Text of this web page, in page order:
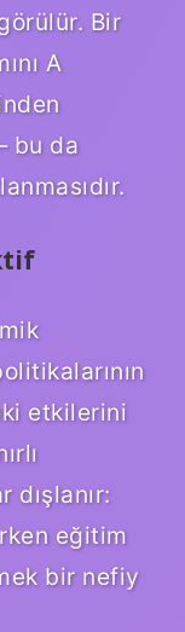
Bir
A
bu da
etkilerini
eğitim
bir nefiy